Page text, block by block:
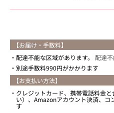
【お届け・手数料】
配達不能な区域があります。 配達
別途手数料990円がかかります
【お支払い方法】
クレジットカード、携帯電話料金
い）、Amazonアカウント決済、
す